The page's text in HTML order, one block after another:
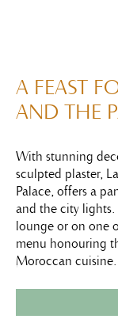
A FEAST
AND THE
With stunning
sculpted plaster,
Palace, offers a
and the city
lounge or on one
menu honouring
Moroccan cuisine.